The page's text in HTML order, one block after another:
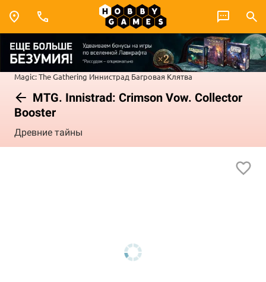
Magic: The Gathering Иннистрад Багровая Клятва
MTG. Innistrad: Crimson Vow. Collector
Booster
Древние тайны